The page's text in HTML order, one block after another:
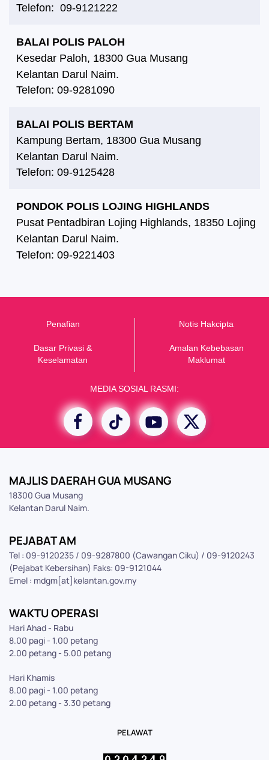
Telefon: 09-9121222
BALAI POLIS PALOH
Kesedar Paloh, 18300 Gua Musang
Kelantan Darul Naim.
Telefon: 09-9281090
BALAI POLIS BERTAM
Kampung Bertam, 18300 Gua Musang
Kelantan Darul Naim.
Telefon: 09-9125428
PONDOK POLIS LOJING HIGHLANDS
Pusat Pentadbiran Lojing Highlands, 18350 Lojing
Kelantan Darul Naim.
Telefon: 09-9221403
Penafian
Dasar Privasi &
Keselamatan
Notis Hakcipta
Amalan Kebebasan
Maklumat
MEDIA SOSIAL RASMI:
MAJLIS DAERAH GUA MUSANG
18300 Gua Musang
Kelantan Darul Naim.
PEJABAT AM
Tel : 09-9120235 / 09-9287800 (Cawangan Ciku) / 09-9120243
(Pejabat Kebersihan) Faks: 09-9121044
Emel : mdgm[at]kelantan.gov.my
WAKTU OPERASI
Hari Ahad - Rabu
8.00 pagi - 1.00 petang
2.00 petang - 5.00 petang
Hari Khamis
8.00 pagi - 1.00 petang
2.00 petang - 3.30 petang
PELAWAT